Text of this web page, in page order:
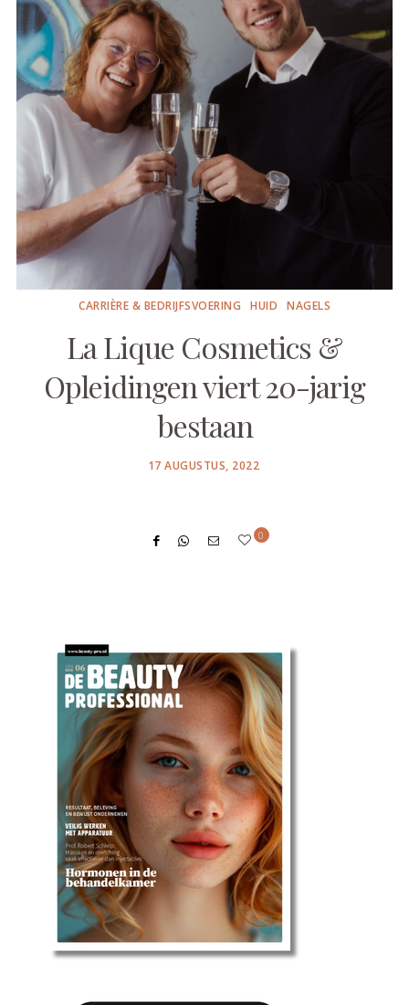
CARRIÈRE & BEDRIJFSVOERING HUID NAGELS
La Lique Cosmetics &
Opleidingen viert 20-jarig
bestaan
POSTED
17 AUGUSTUS, 2022
0